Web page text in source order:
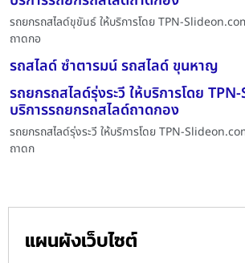
รถยกรถสไลด์ขุขันธ์ ให้บริการโดย TPN-
ถาดกอ
รถสไลด์ ซำตารมน์ รถสไลด์ ขุนหาญ
รถยกรถสไลด์รุ่งระวี ให้บริการโดย
บริการรถยกรถสไลด์ถาดกอง
รถยกรถสไลด์รุ่งระวี ให้บริการโดย TPN-
ถาดก
แผนผังเว็บไซต์